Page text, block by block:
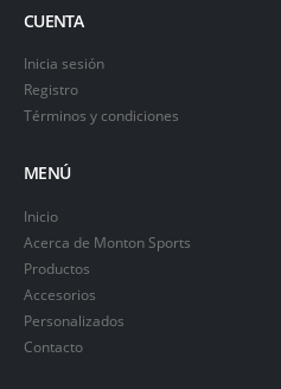
CUENTA
Inicia sesión
Registro
Términos y condiciones
MENÚ
Inicio
Acerca de Monton Sports
Productos
Accesorios
Personalizados
Contacto